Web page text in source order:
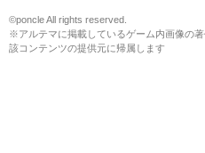
©poncle All rights reserved.
※アルテマに掲載しているゲーム内画像の
該コンテンツの提供元に帰属します